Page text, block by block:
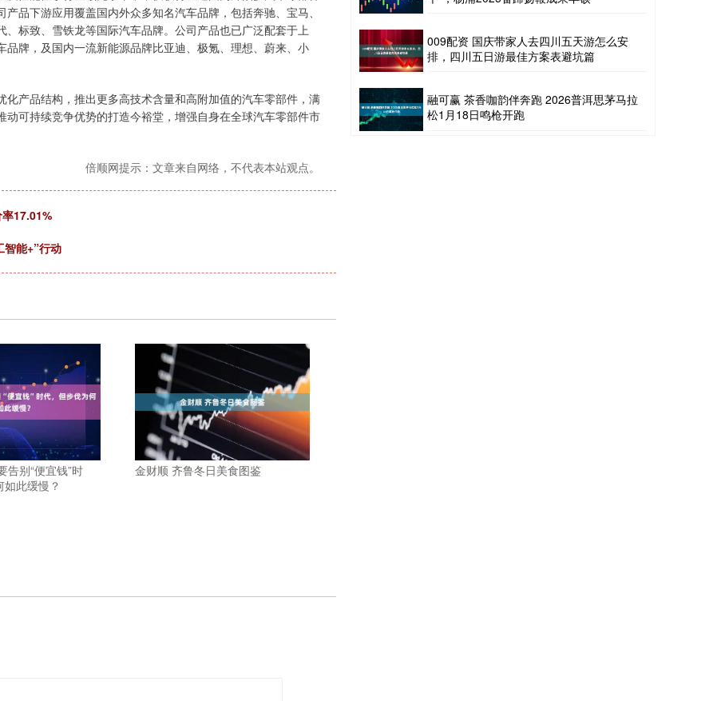
品下游应用覆盖国内外众多知名汽车品牌，包括奔驰、宝马、
标致、雪铁龙等国际汽车品牌。公司产品也已广泛配套于上
牌，及国内一流新能源品牌比亚迪、极氪、理想、蔚来、小
产品结构，推出更多高技术含量和高附加值的汽车零部件，满
可持续竞争优势的打造今裕堂，增强自身在全球汽车零部件市
倍顺网提示：文章来自网络，不代表本站观点。
17.01%
智能+”行动
告别“便宜钱”时
此缓慢？
金财顺 齐鲁冬日美食图鉴
009配资 国庆带家人去四川五天游怎么安
排，四川五日游最佳方案表避坑篇
融可赢 茶香咖韵伴奔跑 2026普洱思茅马拉
松1月18日鸣枪开跑